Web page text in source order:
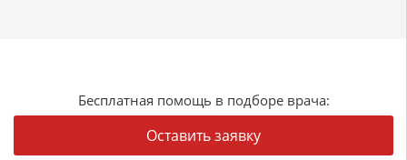
Бесплатная помощь в подборе врача:
Оставить заявку